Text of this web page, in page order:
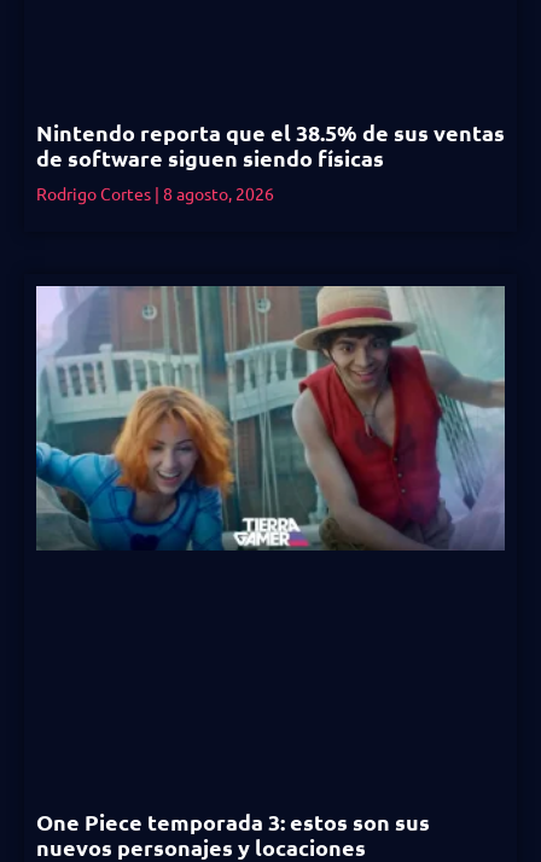
Nintendo reporta que el 38.5% de sus ventas
de software siguen siendo físicas
Rodrigo Cortes 8 agosto, 2026
One Piece temporada 3: estos son sus
nuevos personajes y locaciones